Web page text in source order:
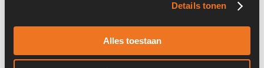
Details tonen
Alles toestaan
4C2L
Liebherr L524 / L528 / L538 / L542